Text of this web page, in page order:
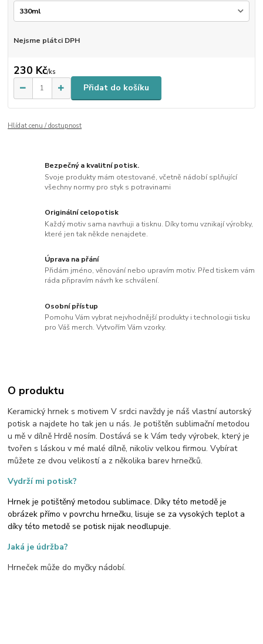
Nejsme plátci DPH
230 Kč/ks
Přidat do košíku
Hlídat cenu / dostupnost
Bezpečný a kvalitní potisk.
Svoje produkty mám otestované, včetně nádobí splňující
všechny normy pro styk s potravinami
Originální celopotisk
Každý motiv sama navrhuji a tisknu. Díky tomu vznikají výrobky,
které jen tak někde nenajdete.
Úprava na přání
Přidám jméno, věnování nebo upravím motiv. Před tiskem vám
ráda připravím návrh ke schválení.
Osobní přístup
Pomohu Vám vybrat nejvhodnější produkty i technologii tisku
pro Váš merch. Vytvořím Vám vzorky.
O produktu
Keramický hrnek s motivem V srdci navždy je náš vlastní autorský
potisk a najdete ho tak jen u nás. Je potištěn sublimační metodou
u mě v dílně Hrdě nosím. Dostává se k Vám tedy výrobek, který je
tvořen s láskou v mé malé dílně, nikoliv velkou firmou. Vybírat
můžete ze dvou velikostí a z několika barev hrnečků.
Vydrží mi potisk?
Hrnek je potištěný metodou sublimace. Díky této metodě je
obrázek přímo v povrchu hrnečku, lisuje se za vysokých teplot a
díky této metodě se potisk nijak neodlupuje.
Jaká je údržba?
Hrneček může do myčky nádobí.